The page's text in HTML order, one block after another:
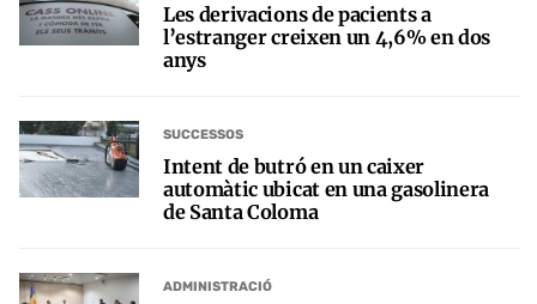
Les derivacions de pacients a
l’estranger creixen un 4,6% en dos
anys
SUCCESSOS
Intent de butró en un caixer
automàtic ubicat en una gasolinera
de Santa Coloma
ADMINISTRACIÓ